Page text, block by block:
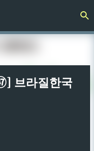
뛰기
] 브라질한국